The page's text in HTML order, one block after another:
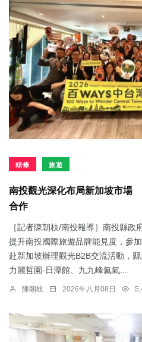
頭條 旅遊
南投觀光深化布局新加坡市場
合作
［記者陳朝枝/南投報導］南投縣
提升南投國際旅遊品牌能見度，參
赴新加坡辦理觀光B2B交流活動，
力麗哲園-日潭館、九九峰氦氣...
陳朝枝 2026年八月08日